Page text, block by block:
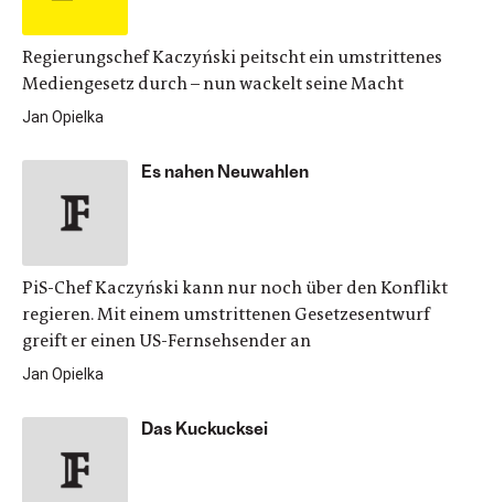
Regierungschef Kaczyński peitscht ein umstrittenes
Mediengesetz durch – nun wackelt seine Macht
Jan Opielka
Es nahen Neuwahlen
PiS-Chef Kaczyński kann nur noch über den Konflikt
regieren. Mit einem umstrittenen Gesetzesentwurf
greift er einen US-Fernsehsender an
Jan Opielka
Das Kuckucksei